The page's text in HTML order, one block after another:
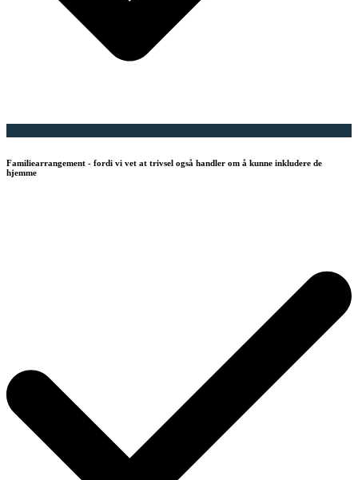
Familiearrangement - fordi vi vet at trivsel også handler om å kunne inkludere de
hjemme